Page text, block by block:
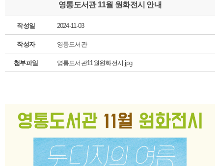
영통도서관 11월 원화전시 안내
작성일 2024-11-03
작성자 영통도서관
첨부파일 영통도서관11월원화전시.jpg